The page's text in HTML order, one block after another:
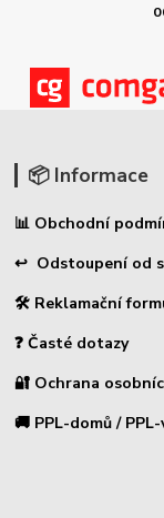
📦 Informace
📊 Obchodní
↩ Odstoupení od
🛠 Reklamační
❓ Časté dotazy
🔐 Ochrana
🚚 PPL-domů /